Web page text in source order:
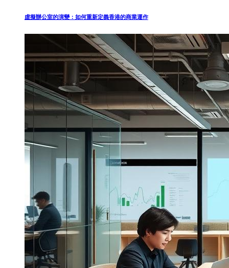
虛擬辦公室的演變：如何重新定義香港的商業運作